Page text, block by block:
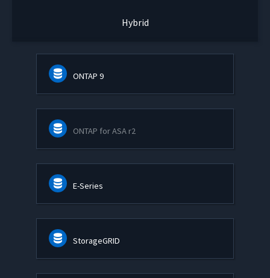
Hybrid
ONTAP 9
ONTAP for ASA r2
E-Series
StorageGRID